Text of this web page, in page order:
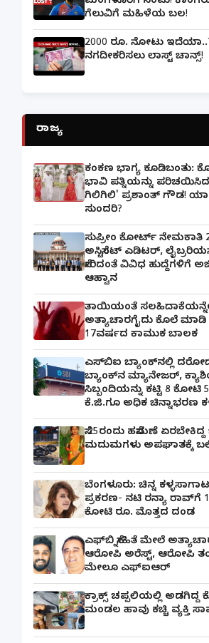
ಗೆಲುವಿಗೆ ಮಹಿಳೆಯ ಬಲ!
2000 ರೂ. ನೋಟು
ನಗದೀಕರಿಸಲು ಲಾಸ್ಟ್‌ ಚಾನ್ಸ್‌!
ರಾಜ್ಯ
ಕಂಕಣ ಭಾಗ್ಯ ಕೂಡಿಬಂತು:
ಭಾವಿ ಪತ್ನಿಯನ್ನು ಪರಿಚಯಿಸಿದ
ಗಿಲಿಗಿಲಿ' ಪ್ರಶಾಂತ್ ಗೌಡ!
ಸುಂದರಿ?
ಸುಪ್ರೀಂ ಕೋರ್ಟ್ ನೇಮಕಾತಿ
ಅಸಿಸ್ಟೆಂಟ್ ಎಡಿಟರ್,
ಸೇರಿದಂತೆ ವಿವಿಧ ಹುದ್ದೆಗಳಿಗೆ
ಆಹ್ವಾನ
ತಾಯಿಯಂತೆ
ಅತ್ಯಾಚಾರಗೈದು ಕೊಲೆ ಮಾಡಿ
17ವರ್ಷದ ಕಾಮುಕ ಬಾಲಕ
ಎಸ್‌ಬಿಐ ಬ್ಯಾಂಕ್‌ನಲ್ಲಿ‌
ಬ್ಯಾಂಕ್​ನ ಮ್ಯಾನೇಜರ್‌,
ಸಿಬ್ಬಂದಿಯನ್ನು ಕಟ್ಟಿ 8 ಕೋಟಿ
ಕೆ.ಜಿ.ಗೂ ಅಧಿಕ ಚಿನ್ನಾಭರಣ
ಸೆ.25ರಂದು ಹಸೆಮಣೆ
ಮದುಮಗಳು ಅಪಘಾತಕ್ಕೆ
ಬೆಂಗಳೂರು: ಚಿನ್ನ ಕಳ್ಳಸಾಗಾಟ
ಪ್ರಕರಣ- ನಟಿ ರನ್ಯಾ ರಾವ್‌ಗೆ
ಕೋಟಿ ರೂ. ಮೊತ್ತದ ದಂಡ
ಎಫ್‌ಬಿ ಸ್ನೇಹಿತೆ ಮೇಲೆ
ಆರೋಪಿ ಅರೆಸ್ಟ್, ಆರೋಪಿ
ಮೇಲೂ ಎಫ್ಐಆರ್
ಕ್ರಾಕ್ಸ್ ಚಪ್ಪಲಿಯಲ್ಲಿ ಅಡಗಿದ್ದ
ಮಂಡಲ ಹಾವು ಕಚ್ಚಿ ವ್ಯಕ್ತಿ